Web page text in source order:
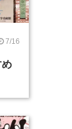
7/16
め